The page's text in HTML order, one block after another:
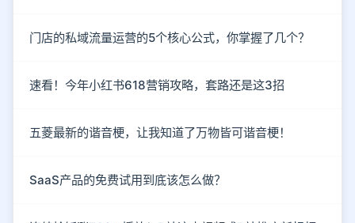
门店的私域流量运营的5个核心公式，你掌握了几个？
速看！今年小红书618营销攻略，套路还是这3招
五菱最新的谐音梗，让我知道了万物皆可谐音梗！
SaaS产品的免费试用到底该怎么做？